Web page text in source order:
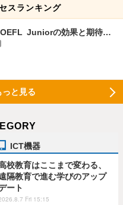
スランキング
Juniorの効果と期待…
っと見る
ICT機器
校教育はここまで変わる、
隔教育で進む学びのアップ
ート
Fri 15:15